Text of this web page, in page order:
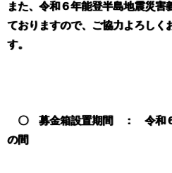
また、令和６年能登半島地震災害
ておりますので、ご協力よろしく
す。
〇 募金箱設置期間 ： 令和６
の間